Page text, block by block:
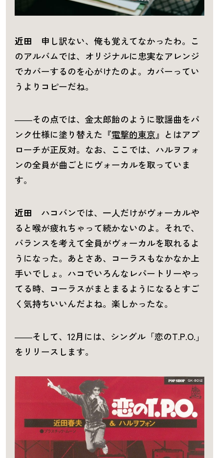
近田 申し訳ない、俺も覚えてなかったわ。こ
のアルバムでは、オリジナルに忠実なアレンジ
でカバーするのを心がけたのよ。カバーってい
うよりコピーだね。
――その点では、金太郎飴のように歌謡曲をパ
ンク仕様に塗り替えた『電撃的東京』とはアプ
ローチが正反対。なお、ここでは、ハルヲフォ
ンの全員が曲ごとにヴォーカルを取っていま
す。
近田 ハコバンでは、一人だけがヴォーカルや
ると喉が疲れちゃって続かないのよ。それで、
バランスを考えて全員がヴォーカルを取れるよ
うになった。あとさあ、コーラスもなかなか上
手いでしょ。ハコでいろんなレパートリーやっ
てる時、コーラスがまとまるようになるとすご
く気持ちいいんだよね。楽しかったな。
――そして、12月には、シングル「恋のT.P.O.」
をリリースします。